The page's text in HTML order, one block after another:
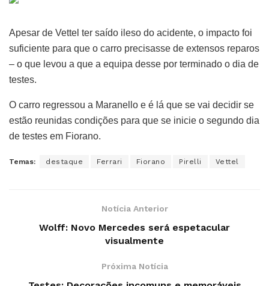
Apesar de Vettel ter saído ileso do acidente, o impacto foi
suficiente para que o carro precisasse de extensos reparos
– o que levou a que a equipa desse por terminado o dia de
testes.
O carro regressou a Maranello e é lá que se vai decidir se
estão reunidas condições para que se inicie o segundo dia
de testes em Fiorano.
Temas: destaque Ferrari Fiorano Pirelli Vettel
Notícia Anterior
Wolff: Novo Mercedes será espetacular
visualmente
Próxima Notícia